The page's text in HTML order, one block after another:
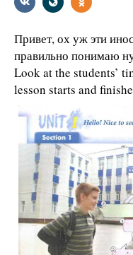
Привет, ох уж эти
правильно понимаю
Look at the students’
lesson starts and